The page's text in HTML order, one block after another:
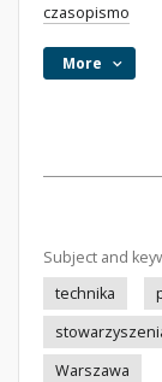
czasopismo
More
Subject and
technika
Warszawa